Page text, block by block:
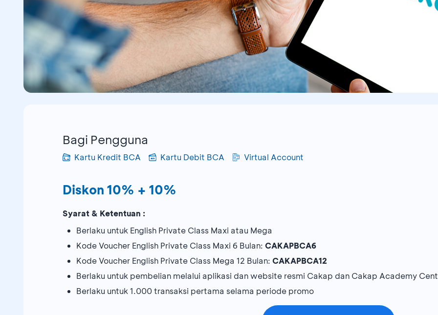
Bagi Pengguna
Kartu Kredit BCA Kartu Debit BCA Virtual Account
Diskon 10% + 10%
Syarat & Ketentuan :
Berlaku untuk English Private Class Maxi atau Mega
Kode Voucher English Private Class Maxi 6 Bulan: CAKAPBCA6
Kode Voucher English Private Class Mega 12 Bulan: CAKAPBCA12
Berlaku untuk pembelian melalui aplikasi dan website resmi Cakap dan Cakap Academy
Berlaku untuk 1.000 transaksi pertama selama periode promo